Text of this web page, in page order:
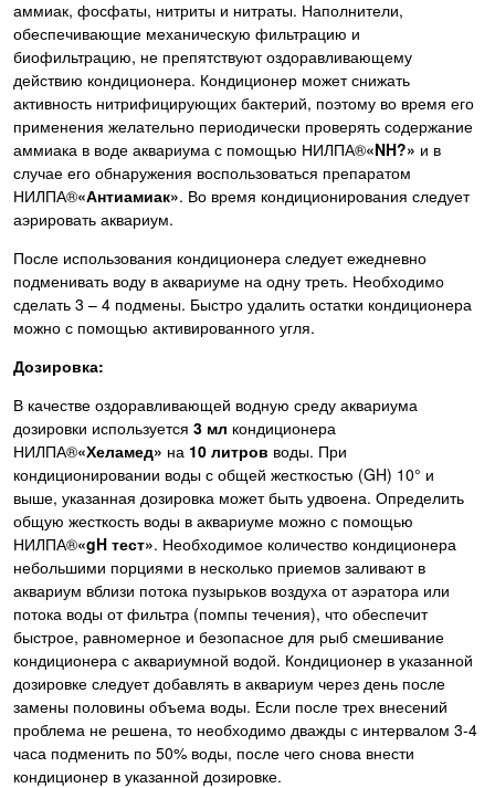
аммиак, фосфаты, нитриты и нитраты. Наполнители,
обеспечивающие механическую фильтрацию и
биофильтрацию, не препятствуют оздоравливающему
действию кондиционера. Кондиционер может снижать
активность нитрифицирующих бактерий, поэтому во время его
применения желательно периодически проверять содержание
аммиака в воде аквариума с помощью НИЛПА®«NH?» и в
случае его обнаружения воспользоваться препаратом
НИЛПА®«Антиамиак». Во время кондиционирования следует
аэрировать аквариум.
После использования кондиционера следует ежедневно
подменивать воду в аквариуме на одну треть. Необходимо
сделать 3 – 4 подмены. Быстро удалить остатки кондиционера
можно с помощью активированного угля.
Дозировка:
В качестве оздоравливающей водную среду аквариума
дозировки используется 3 мл кондиционера
НИЛПА®«Хеламед» на 10 литров воды. При
кондиционировании воды с общей жесткостью (GH) 10° и
выше, указанная дозировка может быть удвоена. Определить
общую жесткость воды в аквариуме можно с помощью
НИЛПА®«gH тест». Необходимое количество кондиционера
небольшими порциями в несколько приемов заливают в
аквариум вблизи потока пузырьков воздуха от аэратора или
потока воды от фильтра (помпы течения), что обеспечит
быстрое, равномерное и безопасное для рыб смешивание
кондиционера с аквариумной водой. Кондиционер в указанной
дозировке следует добавлять в аквариум через день после
замены половины объема воды. Если после трех внесений
проблема не решена, то необходимо дважды с интервалом 3-4
часа подменить по 50% воды, после чего снова внести
кондиционер в указанной дозировке.